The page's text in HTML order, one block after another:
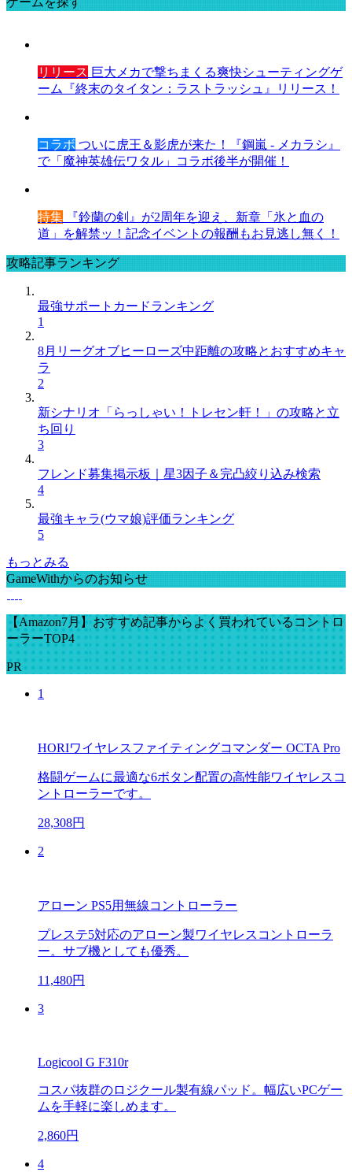
リリース 巨大メカで撃ちまくる爽快シューティングゲ
ーム『終末のタイタン：ラストラッシュ』リリース！
コラボ ついに虎王＆影虎が来た！『鋼嵐 - メカラシ』
で「魔神英雄伝ワタル」コラボ後半が開催！
特集 『鈴蘭の剣』が2周年を迎え、新章「氷と血の
道」を解禁ッ！記念イベントの報酬もお見逃し無く！
攻略記事ランキング
最強サポートカードランキング
1
8月リーグオブヒーローズ中距離の攻略とおすすめキャ
ラ
2
新シナリオ「らっしゃい！トレセン軒！」の攻略と立
ち回り
3
フレンド募集掲示板｜星3因子＆完凸絞り込み検索
4
最強キャラ(ウマ娘)評価ランキング
5
もっとみる
GameWithからのお知らせ
【Amazon7月】おすすめ記事からよく買われているコントロ
ーラーTOP4
PR
1
HORIワイヤレスファイティングコマンダー OCTA Pro
格闘ゲームに最適な6ボタン配置の高性能ワイヤレスコ
ントローラーです。
28,308円
2
アローン PS5用無線コントローラー
プレステ5対応のアローン製ワイヤレスコントローラ
ー。サブ機としても優秀。
11,480円
3
Logicool G F310r
コスパ抜群のロジクール製有線パッド。幅広いPCゲー
ムを手軽に楽しめます。
2,860円
4